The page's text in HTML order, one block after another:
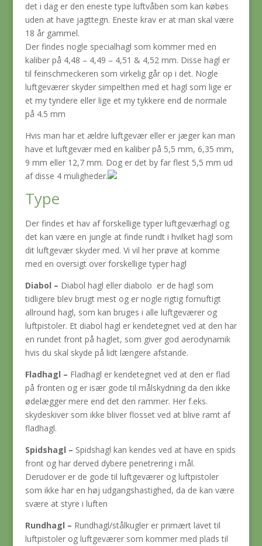
det i dag er den eneste type luftvåben som kan købes
uden at have jagttegn. Eneste krav er at man skal være
18 år gammel.
Der findes nogle specialhagl som kommer med en
kaliber på 4,48 – 4,49 – 4,51 & 4,52 mm. Disse hagl er
til feinschmeckeren som virkelig går op i det. Nogle
luftgeværer skyder simpelthen med et hagl som lige er
et my tyndere eller lige et my tykkere end de normale
på 4.5 mm
Hvis man har et ældre luftgevær eller er jæger kan man
have et luftgevær med en kaliber på 5,5 mm, 6,35 mm,
9 mm eller 12,7 mm. Dog er det by far flest 5,5 mm ud
af disse 4 muligheder.
Type
Der findes et hav af forskellige typer luftgeværhagl og
det kan være en jungle at finde rundt i hvilket hagl som
dit luftgevær skyder med. Vi vil her prøve at komme
med en oversigt over forskellige typer hagl
Diabol – Diabol hagl eller diabolo er de hagl som
tidligere blev brugt mest og er nogle rigtig fornuftigt
allround hagl, som kan bruges i alle luftgeværer og
luftpistoler. Et diabol hagl er kendetegnet ved at den har
en rundet front på haglet, som giver god aerodynamik
hvis du skal skyde på lidt længere afstande.
Fladhagl – Fladhagl er kendetegnet ved at den er flad
på fronten og er især gode til målskydning da den ikke
ødelægger mere end det den rammer. Her f.eks.
skydeskiver som ikke bliver flosset ved at blive ramt af
fladhagl.
Spidshagl – Spidshagl kan kendes ved at have en spids
front og har derved dybere penetrering i mål.
Derudover er de gode til luftgeværer og luftpistoler
som ikke har en høj udgangshastighed, da de kan være
svære at styre i luften
Rundhagl – Rundhagl/stålkugler er primært lavet til
luftpistoler og luftgeværer som kommer med plads til